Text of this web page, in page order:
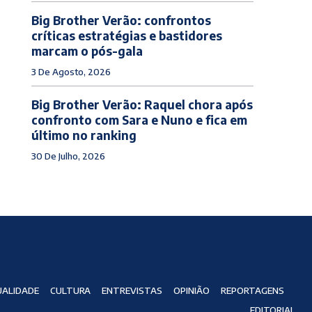
Big Brother Verão: confrontos
críticas estratégias e bastidores
marcam o pós-gala
3 De Agosto, 2026
Big Brother Verão: Raquel chora após
confronto com Sara e Nuno e fica em
último no ranking
30 De Julho, 2026
CULTURA ENTREVISTAS OPINIÃO
REPORTAGENS